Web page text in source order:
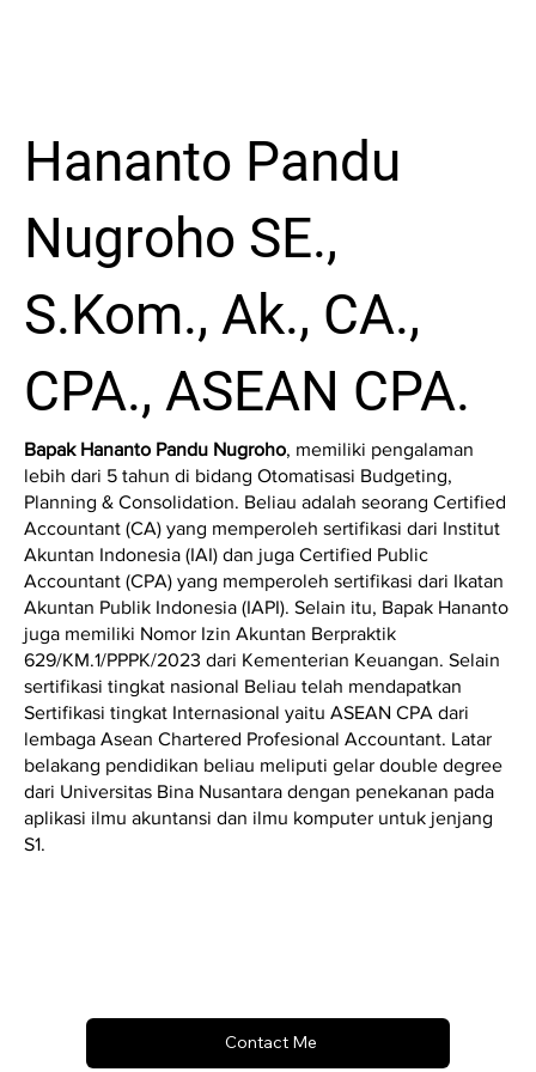
Hananto Pandu
Nugroho SE.,
S.Kom., Ak., CA.,
CPA., ASEAN CPA.
Bapak Hananto Pandu Nugroho, memiliki pengalaman
lebih dari 5 tahun di bidang Otomatisasi Budgeting,
Planning & Consolidation. Beliau adalah seorang Certified
Accountant (CA) yang memperoleh sertifikasi dari Institut
Akuntan Indonesia (IAI) dan juga Certified Public
Accountant (CPA) yang memperoleh sertifikasi dari Ikatan
Akuntan Publik Indonesia (IAPI). Selain itu, Bapak Hananto
juga memiliki Nomor Izin Akuntan Berpraktik
629/KM.1/PPPK/2023 dari Kementerian Keuangan. Selain
sertifikasi tingkat nasional Beliau telah mendapatkan
Sertifikasi tingkat Internasional yaitu ASEAN CPA dari
lembaga Asean Chartered Profesional Accountant. Latar
belakang pendidikan beliau meliputi gelar double degree
dari Universitas Bina Nusantara dengan penekanan pada
aplikasi ilmu akuntansi dan ilmu komputer untuk jenjang
S1.
Contact Me